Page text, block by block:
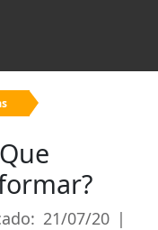
21/07/20 |